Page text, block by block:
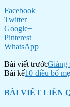
Facebook
Twitter
Google+
Pinterest
WhatsApp
Bài viết trướcGiáng
Bài kế10 điều bố
BÀI VIẾT LIÊN